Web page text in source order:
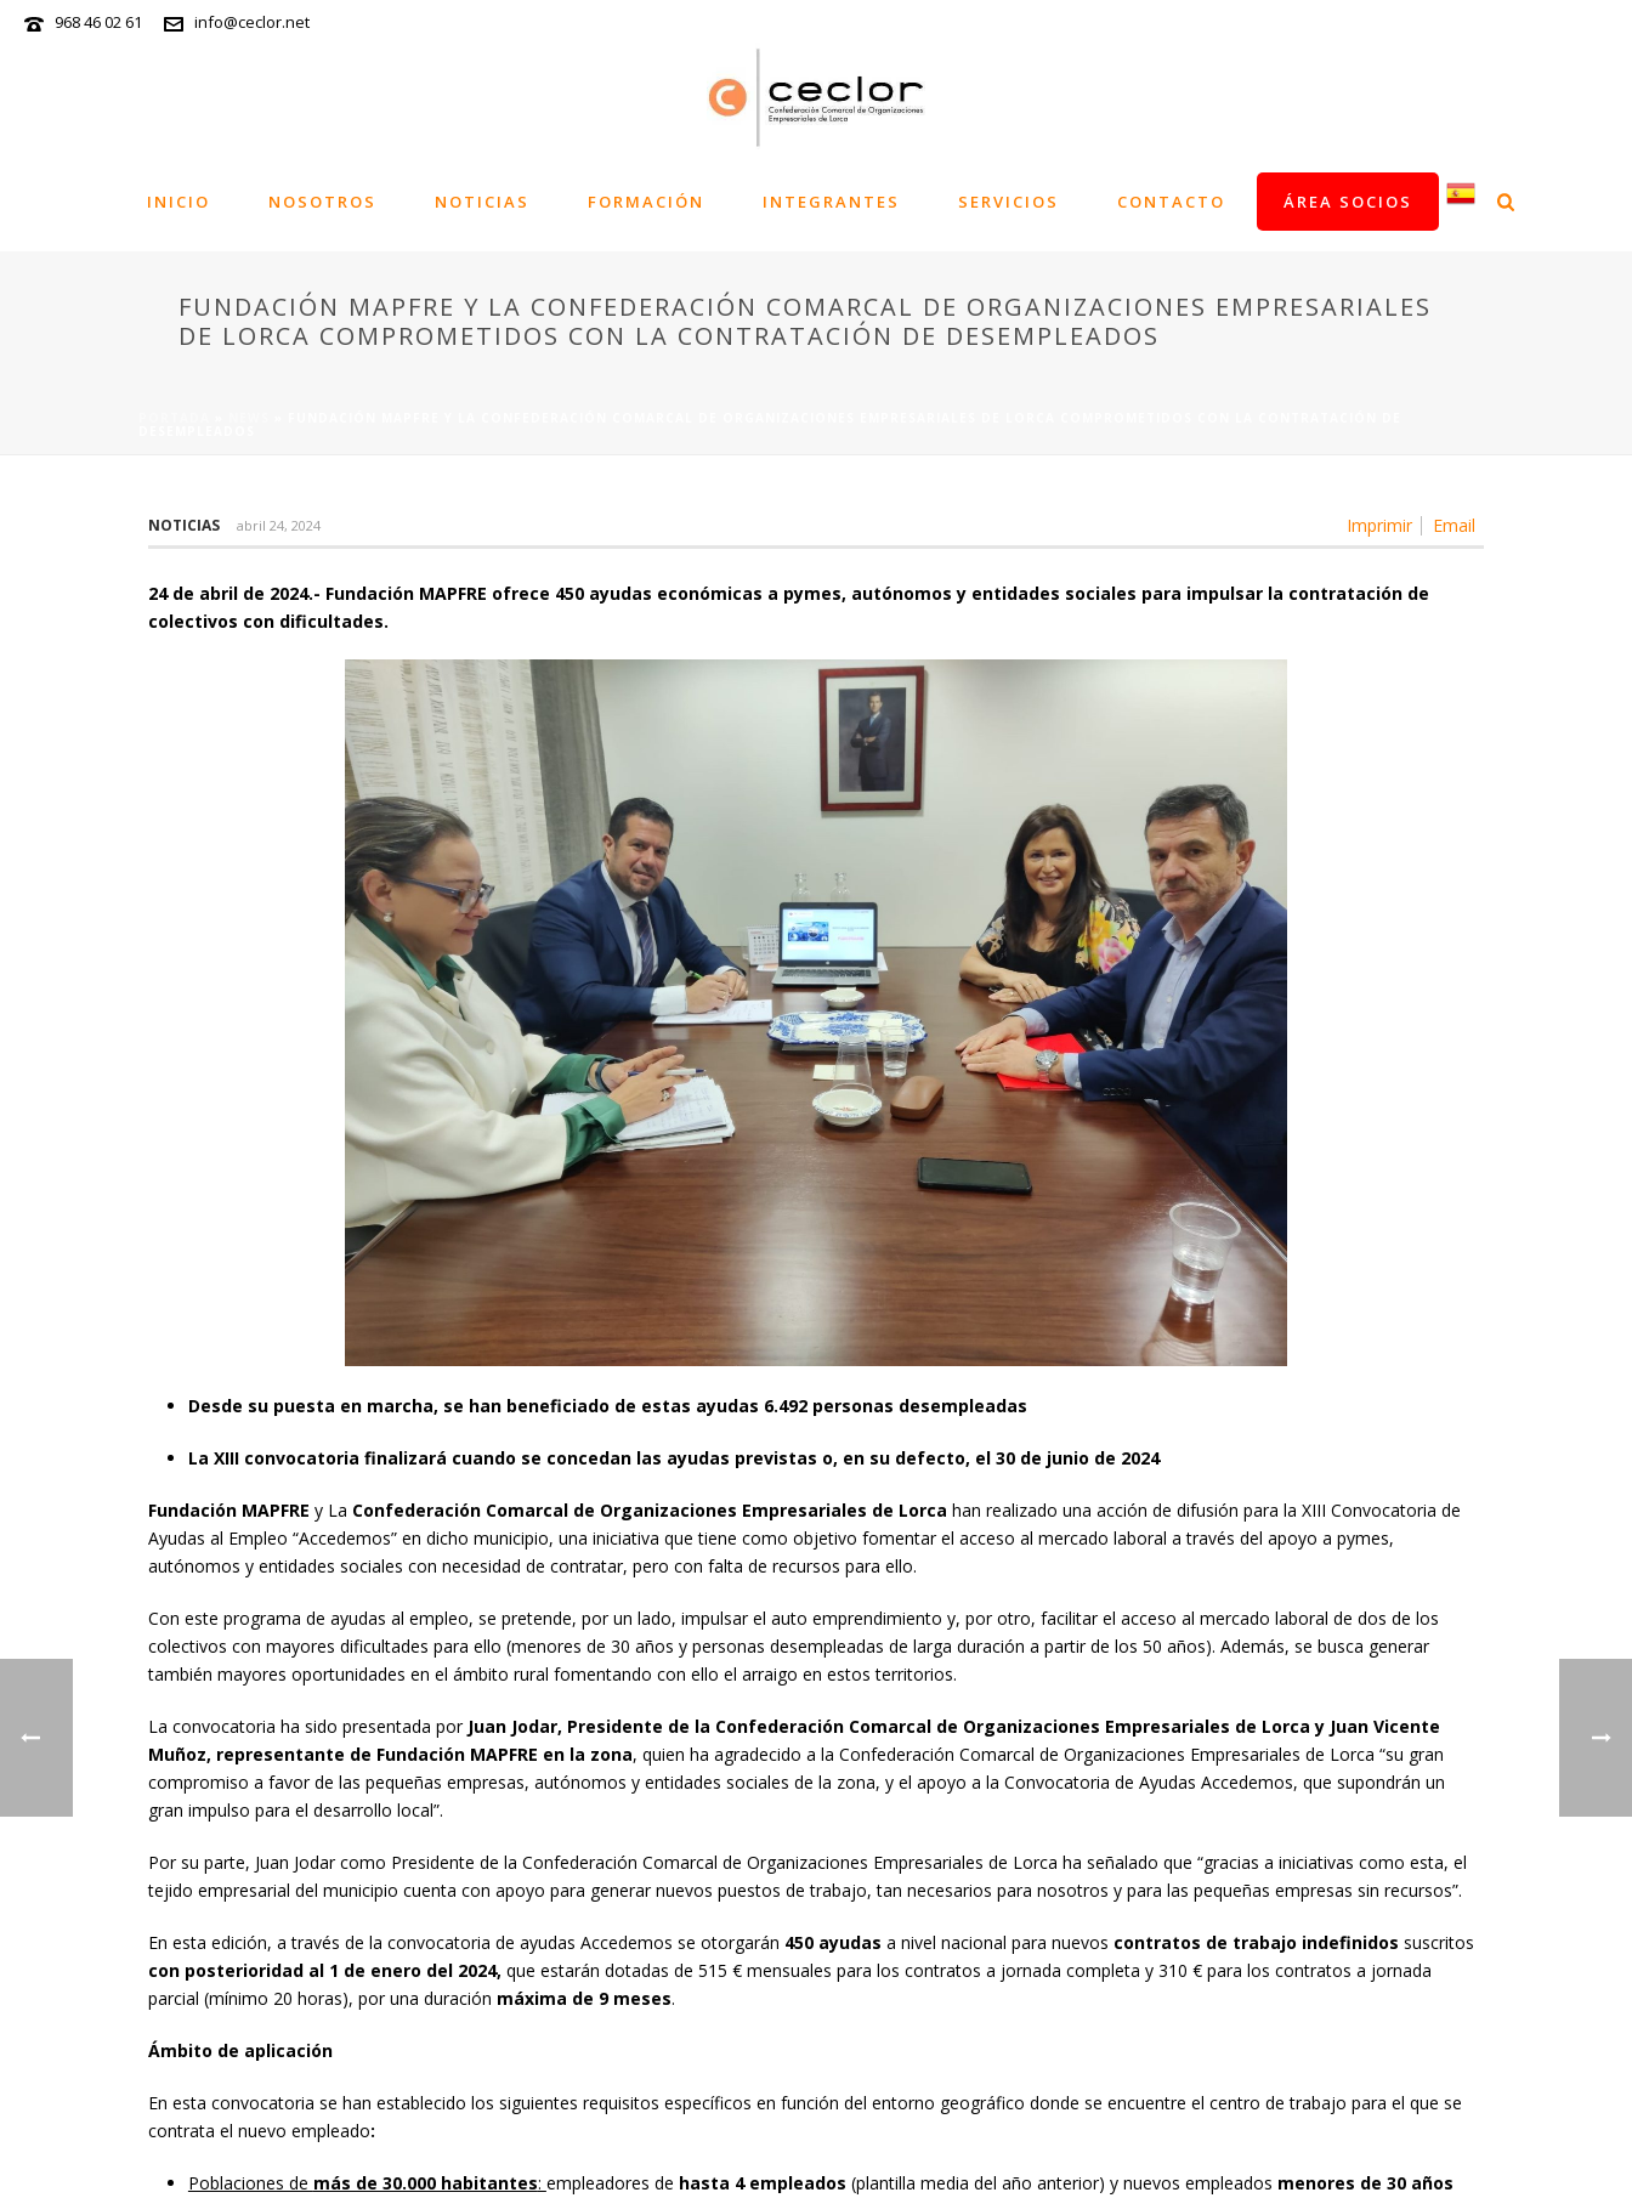
968 46 02 61 info@ceclor.net
INICIO NOSOTROS NOTICIAS FORMACIÓN INTEGRANTES SERVICIOS CONTACTO ÁREA SOCIOS
FUNDACIÓN MAPFRE Y LA CONFEDERACIÓN COMARCAL DE ORGANIZACIONES EMPRESARIALES
DE LORCA COMPROMETIDOS CON LA CONTRATACIÓN DE DESEMPLEADOS
Imprimir Email
NOTICIAS abril 24, 2024
24 de abril de 2024.- Fundación MAPFRE ofrece 450 ayudas económicas a pymes, autónomos y entidades sociales para impulsar la contratación de
colectivos con dificultades.
Desde su puesta en marcha, se han beneficiado de estas ayudas 6.492 personas desempleadas
La XIII convocatoria finalizará cuando se concedan las ayudas previstas o, en su defecto, el 30 de junio de 2024
Fundación MAPFRE y La Confederación Comarcal de Organizaciones Empresariales de Lorca han realizado una acción de difusión para la XIII Convocatoria de
Ayudas al Empleo “Accedemos” en dicho municipio, una iniciativa que tiene como objetivo fomentar el acceso al mercado laboral a través del apoyo a pymes,
autónomos y entidades sociales con necesidad de contratar, pero con falta de recursos para ello.
Con este programa de ayudas al empleo, se pretende, por un lado, impulsar el auto emprendimiento y, por otro, facilitar el acceso al mercado laboral de dos de los
colectivos con mayores dificultades para ello (menores de 30 años y personas desempleadas de larga duración a partir de los 50 años). Además, se busca generar
también mayores oportunidades en el ámbito rural fomentando con ello el arraigo en estos territorios.
La convocatoria ha sido presentada porJuan Jodar, Presidente de la Confederación Comarcal de Organizaciones Empresariales de Lorca y Juan Vicente
Muñoz, representante de Fundación MAPFRE en la zona, quien ha agradecido a la Confederación Comarcal de Organizaciones Empresariales de Lorca “su gran
compromiso a favor de las pequeñas empresas, autónomos y entidades sociales de la zona, y el apoyo a la Convocatoria de Ayudas Accedemos, que supondrán un
gran impulso para el desarrollo local”.
Por su parte, Juan Jodar como Presidente de la Confederación Comarcal de Organizaciones Empresariales de Lorca ha señalado que “gracias a iniciativas como esta, el
tejido empresarial del municipio cuenta con apoyo para generar nuevos puestos de trabajo, tan necesarios para nosotros y para las pequeñas empresas sin recursos”.
En esta edición, a través de la convocatoria de ayudas Accedemos se otorgarán 450 ayudas a nivel nacional para nuevos contratos de trabajo indefinidos suscritos
con posterioridad al 1 de enero del 2024, que estarán dotadas de 515 € mensuales para los contratos a jornada completa y 310 € para los contratos a jornada
parcial (mínimo 20 horas), por una duración máxima de 9 meses.
Ámbito de aplicación
En esta convocatoria se han establecido los siguientes requisitos específicos en función del entorno geográfico donde se encuentre el centro de trabajo para el que se
contrata el nuevo empleado:
Poblaciones de más de 30.000 habitantes: empleadores de hasta 4 empleados (plantilla media del año anterior) y nuevos empleados menores de 30 años